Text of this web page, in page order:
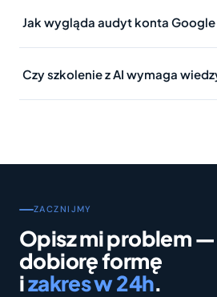
Jak wygląda audyt konta Google
Czy szkolenie z AI wymaga
ZACZNIJMY
Opisz mi problem —
dobiorę formę
izakres w 24h.